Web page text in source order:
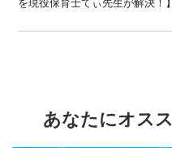
あなたにオス